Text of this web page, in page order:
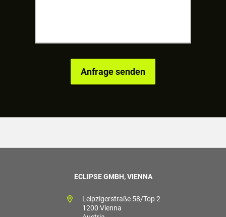
ECLIPSE GMBH, VIENNA
Leipzigerstraße 58/Top 2
1200 Vienna